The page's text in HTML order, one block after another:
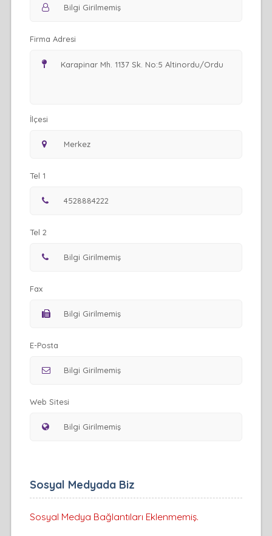
Firma Adresi
İlçesi
Tel 1
Tel 2
Fax
E-Posta
Web Sitesi
Sosyal Medyada Biz
Sosyal Medya Bağlantıları Eklenmemiş.